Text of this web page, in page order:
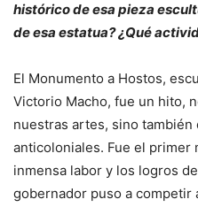
histórico de esa pieza
de esa estatua? ¿Qué
El Monumento a Hostos,
Victorio Macho, fue un hito,
nuestras artes, sino también
anticoloniales. Fue el primer
inmensa labor y los logros
gobernador puso a competir